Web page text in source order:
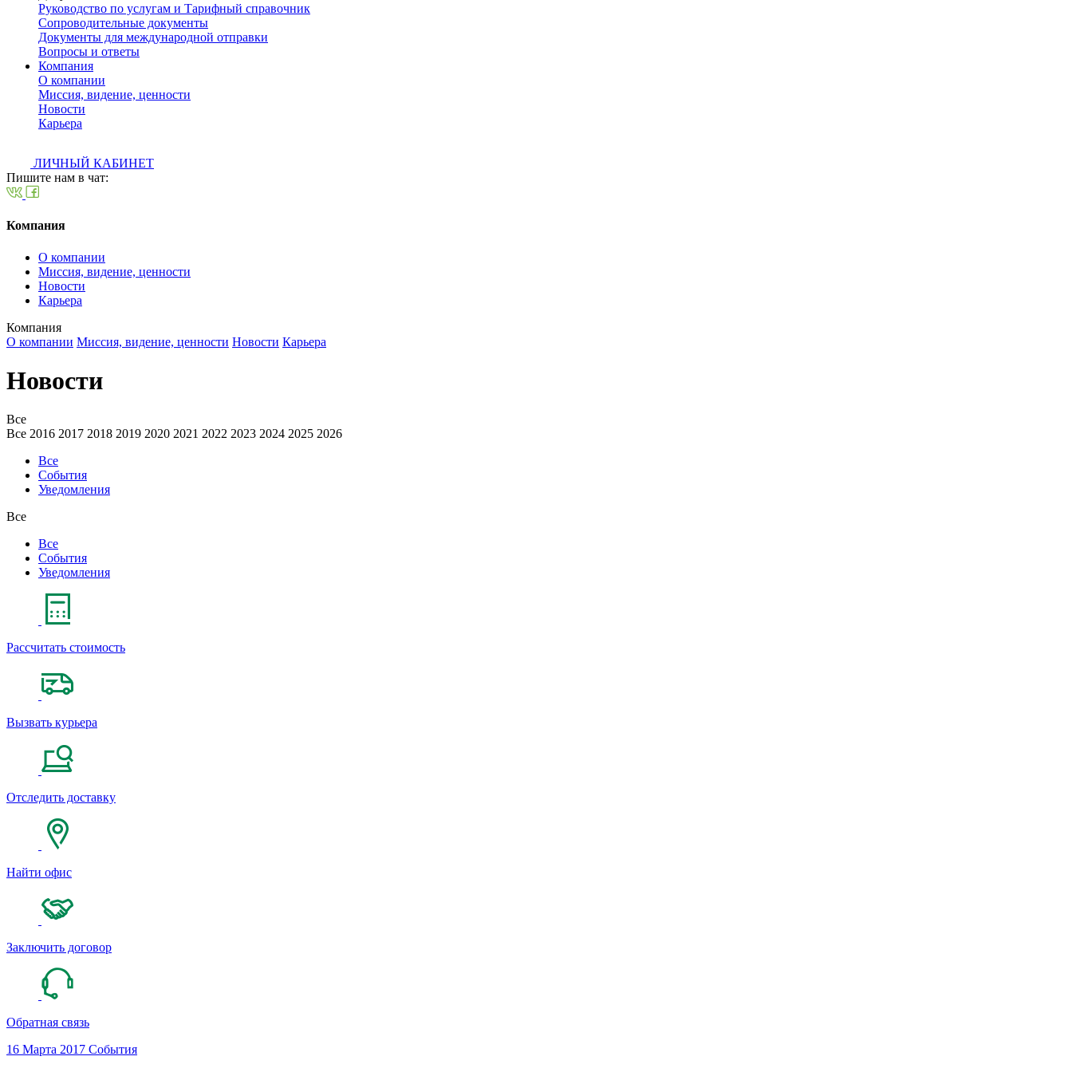
Руководство по услугам и Тарифный справочник
Сопроводительные документы
Документы для международной отправки
Вопросы и ответы
Компания
О компании
Миссия, видение, ценности
Новости
Карьера
ЛИЧНЫЙ КАБИНЕТ
Пишите нам в чат:
Компания
О компании
Миссия, видение, ценности
Новости
Карьера
Компания
О компании Миссия, видение, ценности Новости Карьера
Новости
Все
Все 2016 2017 2018 2019 2020 2021 2022 2023 2024 2025 2026
Все
События
Уведомления
Все
Все
События
Уведомления
Рассчитать стоимость
Вызвать курьера
Отследить доставку
Найти офис
Заключить договор
Обратная связь
16 Марта 2017 События